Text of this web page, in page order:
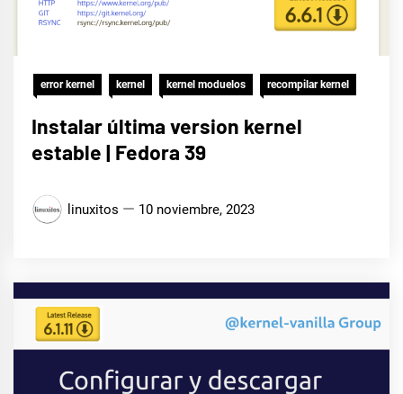
error kernel kernel kernel moduelos recompilar kernel
Instalar última version kernel
estable | Fedora 39
linuxitos 10 noviembre, 2023